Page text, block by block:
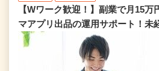
【Wワーク歓迎！】副業で月15万
マアプリ出品の運用サポート！未